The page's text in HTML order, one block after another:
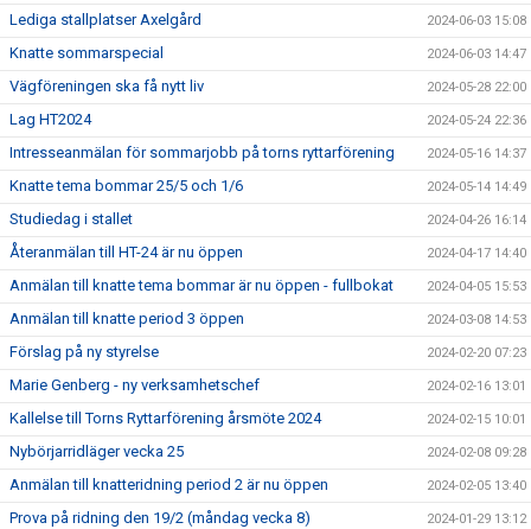
Lediga stallplatser Axelgård 2024-06-03 15:08
Knatte sommarspecial 2024-06-03 14:47
Vägföreningen ska få nytt liv 2024-05-28 22:00
Lag HT2024 2024-05-24 22:36
Intresseanmälan för sommarjobb på torns ryttarförening 2024-05-16 14:37
Knatte tema bommar 25/5 och 1/6 2024-05-14 14:49
Studiedag i stallet 2024-04-26 16:14
Återanmälan till HT-24 är nu öppen 2024-04-17 14:40
Anmälan till knatte tema bommar är nu öppen - fullbokat 2024-04-05 15:53
Anmälan till knatte period 3 öppen 2024-03-08 14:53
Förslag på ny styrelse 2024-02-20 07:23
Marie Genberg - ny verksamhetschef 2024-02-16 13:01
Kallelse till Torns Ryttarförening årsmöte 2024 2024-02-15 10:01
Nybörjarridläger vecka 25 2024-02-08 09:28
Anmälan till knatteridning period 2 är nu öppen 2024-02-05 13:40
Prova på ridning den 19/2 (måndag vecka 8) 2024-01-29 13:12